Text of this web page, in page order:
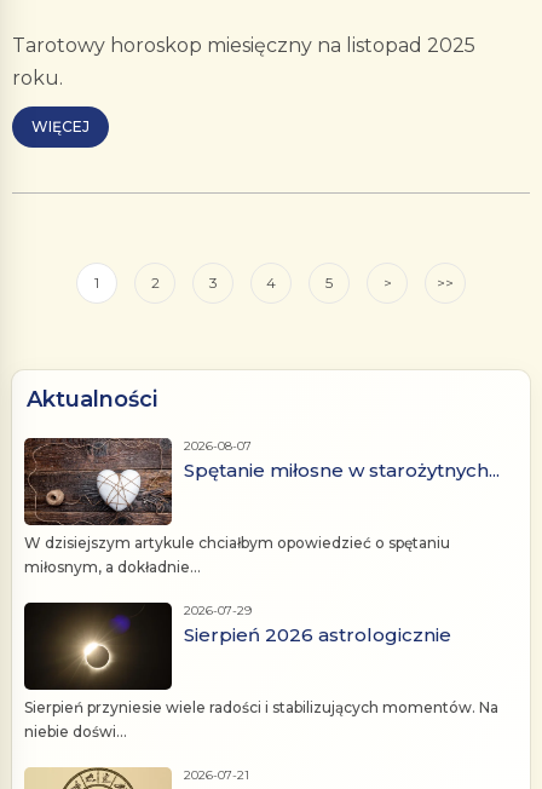
Tarotowy horoskop miesięczny na listopad 2025
roku.
WIĘCEJ
1 2 3 4 5 > >>
Aktualności
2026-08-07
Spętanie miłosne w starożytnych...
W dzisiejszym artykule chciałbym opowiedzieć o spętaniu
miłosnym, a dokładnie...
2026-07-29
Sierpień 2026 astrologicznie
Sierpień przyniesie wiele radości i stabilizujących momentów. Na
niebie doświ...
2026-07-21